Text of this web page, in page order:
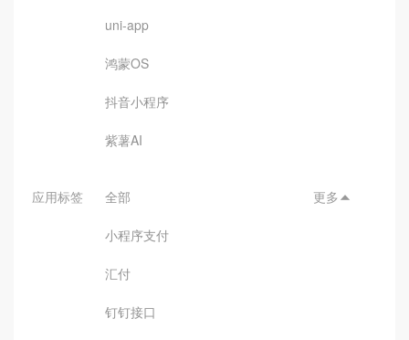
uni-app
鸿蒙OS
抖音小程序
紫薯AI
应用标签 全部
小程序支付
汇付
钉钉接口
更多 